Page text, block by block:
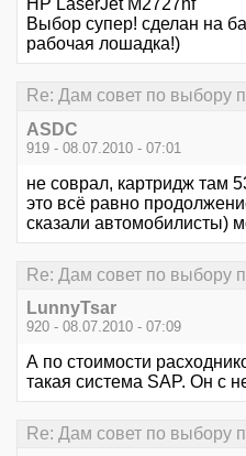
HP LaserJet M2727nf
Выбор супер! сделан на
рабочая лошадка!)
Re: Дам совет по выбору
ASDC
919 - 08.07.2010 - 07:01
не соврал, картридж там
это всё равно
сказали автомобилисты)
Re: Дам совет по выбору
LunnyTsar
920 - 08.07.2010 - 07:09
А по стоимости
такая система SAP. Он с
Re: Дам совет по выбору